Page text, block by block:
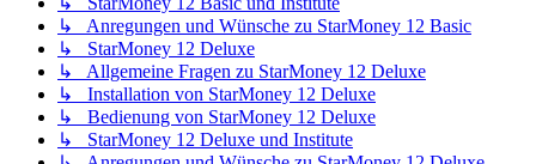
↳ Anregungen und Wünsche zu StarMoney 12 Basic
↳ StarMoney 12 Deluxe
↳ Allgemeine Fragen zu StarMoney 12 Deluxe
↳ Installation von StarMoney 12 Deluxe
↳ Bedienung von StarMoney 12 Deluxe
↳ StarMoney 12 Deluxe und Institute